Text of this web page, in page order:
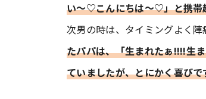
い〜♡こんにちは〜♡」と携
次男の時は、タイミングよく
たパパは、「生まれたぁ!!!!生
ていましたが、とにかく喜び